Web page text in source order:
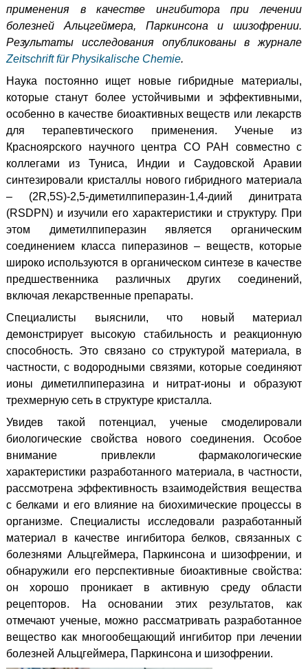
применения в качестве ингибитора при лечении
болезней Альцгеймера, Паркинсона и шизофрении.
Результаты исследования опубликованы в журнале
Zeitschrift für Physikalische Chemie.
Наука постоянно ищет новые гибридные материалы,
которые станут более устойчивыми и эффективными,
особенно в качестве биоактивных веществ или лекарств
для терапевтического применения. Ученые из
Красноярского научного центра СО РАН совместно с
коллегами из Туниса, Индии и Саудовской Аравии
синтезировали кристаллы нового гибридного материала
– (2R,5S)-2,5-диметилпиперазин-1,4-диий динитрата
(RSDPN) и изучили его характеристики и структуру. При
этом диметилпиперазин является органическим
соединением класса пиперазинов – веществ, которые
широко используются в органическом синтезе в качестве
предшественника различных других соединений,
включая лекарственные препараты.
Специалисты выяснили, что новый материал
демонстрирует высокую стабильность и реакционную
способность. Это связано со структурой материала, в
частности, с водородными связями, которые соединяют
ионы диметилпиперазина и нитрат-ионы и образуют
трехмерную сеть в структуре кристалла.
Увидев такой потенциал, ученые смоделировали
биологические свойства нового соединения. Особое
внимание привлекли фармакологические
характеристики разработанного материала, в частности,
рассмотрена эффективность взаимодействия вещества
с белками и его влияние на биохимические процессы в
организме. Специалисты исследовали разработанный
материал в качестве ингибитора белков, связанных с
болезнями Альцгеймера, Паркинсона и шизофрении, и
обнаружили его перспективные биоактивные свойства:
он хорошо проникает в активную среду области
рецепторов. На основании этих результатов, как
отмечают ученые, можно рассматривать разработанное
вещество как многообещающий ингибитор при лечении
болезней Альцгеймера, Паркинсона и шизофрении.